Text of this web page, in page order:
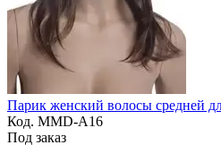
Парик женский волосы средней
Код. MMD-A16
Под заказ